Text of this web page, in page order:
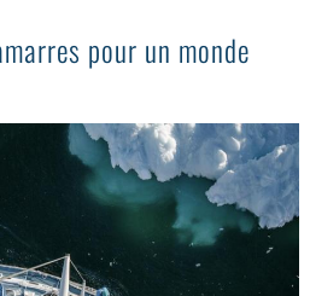
pour un monde